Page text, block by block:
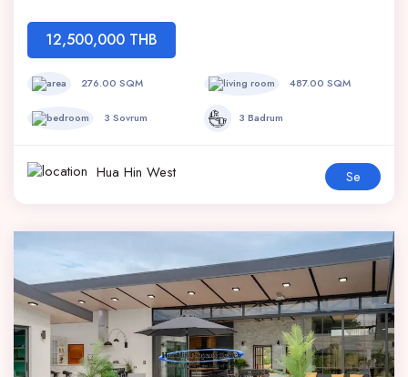
12,500,000 THB
276.00 SQM 487.00 SQM
3 Sovrum 3 Badrum
Hua Hin West Se